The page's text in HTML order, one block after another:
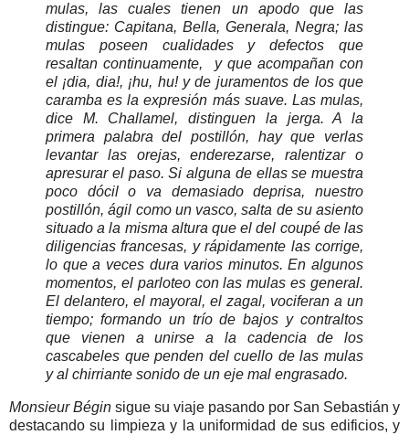
mulas, las cuales tienen un apodo que las
distingue: Capitana, Bella, Generala, Negra; las
mulas poseen cualidades y defectos que
resaltan continuamente, y que acompañan con
el ¡dia, dia!, ¡hu, hu! y de juramentos de los que
caramba es la expresión más suave. Las mulas,
dice M. Challamel, distinguen la jerga. A la
primera palabra del postillón, hay que verlas
levantar las orejas, enderezarse, ralentizar o
apresurar el paso. Si alguna de ellas se muestra
poco dócil o va demasiado deprisa, nuestro
postillón, ágil como un vasco, salta de su asiento
situado a la misma altura que el del coupé de las
diligencias francesas, y rápidamente las corrige,
lo que a veces dura varios minutos. En algunos
momentos, el parloteo con las mulas es general.
El delantero, el mayoral, el zagal, vociferan a un
tiempo; formando un trío de bajos y contraltos
que vienen a unirse a la cadencia de los
cascabeles que penden del cuello de las mulas
y al chirriante sonido de un eje mal engrasado.
Monsieur Bégin sigue su viaje pasando por San Sebastián y
destacando su limpieza y la uniformidad de sus edificios, y